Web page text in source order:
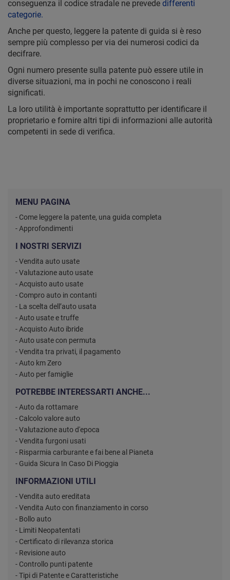
conseguenza il codice stradale ne prevede differenti
categorie.
Anche per questo, leggere la patente di guida si è reso
sempre più complesso per via dei numerosi codici da
decifrare.
Ogni numero presente sulla patente può essere utile in
diverse situazioni, ma in pochi ne conoscono i reali
significati.
La loro utilità è importante soprattutto per identificare il
proprietario e fornire altri tipi di informazioni alle autorità
competenti in sede di verifica.
MENU PAGINA
- Come leggere la patente, una guida completa
- Approfondimenti
I NOSTRI SERVIZI
- Vendita auto usate
- Valutazione auto usate
- Acquisto auto usate
- Compro auto in contanti
- La scelta dell’auto usata
- Auto usate e truffe
- Acquisto Auto ibride
- Auto usate con permuta
- Vendita tra privati, il pagamento
- Auto km Zero
- Auto per famiglie
POTREBBE INTERESSARTI ANCHE...
- Auto da rottamare
- Calcolo valore auto
- Valutazione auto d'epoca
- Vendita furgoni usati
- Risparmia carburante e fai bene al Pianeta
- Guida Sicura In Caso Di Pioggia
INFORMAZIONI UTILI
- Vendita auto ereditata
- Vendita Auto con finanziamento in corso
- Bollo auto
- Limiti Neopatentati
- Certificato di rilevanza storica
- Revisione auto
- Controllo punti patente
- Tipi di Patente e Caratteristiche